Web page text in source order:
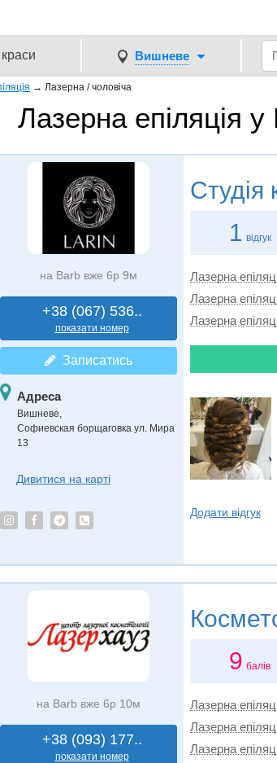
Вишневе
→ Лазерна / чоловіча
Лазерна епіляція
на Barb вже 6р 9м
+38 (067) 536..
показати номер
Записатись
Адреса
Вишневе
Софиевская борщаговка ул. Мира
13
Дивитися на карті
Студія
1 відгук
Лазерна
Лазерна
Лазерна
Додати відгук
на Barb вже 6р 10м
+38 (093) 177..
показати номер
9 балів
Лазерна
Лазерна
Лазерна